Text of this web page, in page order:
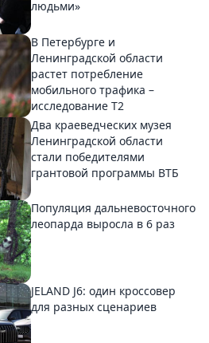
людьми»
В Петербурге и
Ленинградской области
растет потребление
мобильного трафика –
исследование T2
Два краеведческих музея
Ленинградской области
стали победителями
грантовой программы ВТБ
Популяция дальневосточного
леопарда выросла в 6 раз
JELAND J6: один кроссовер
для разных сценариев